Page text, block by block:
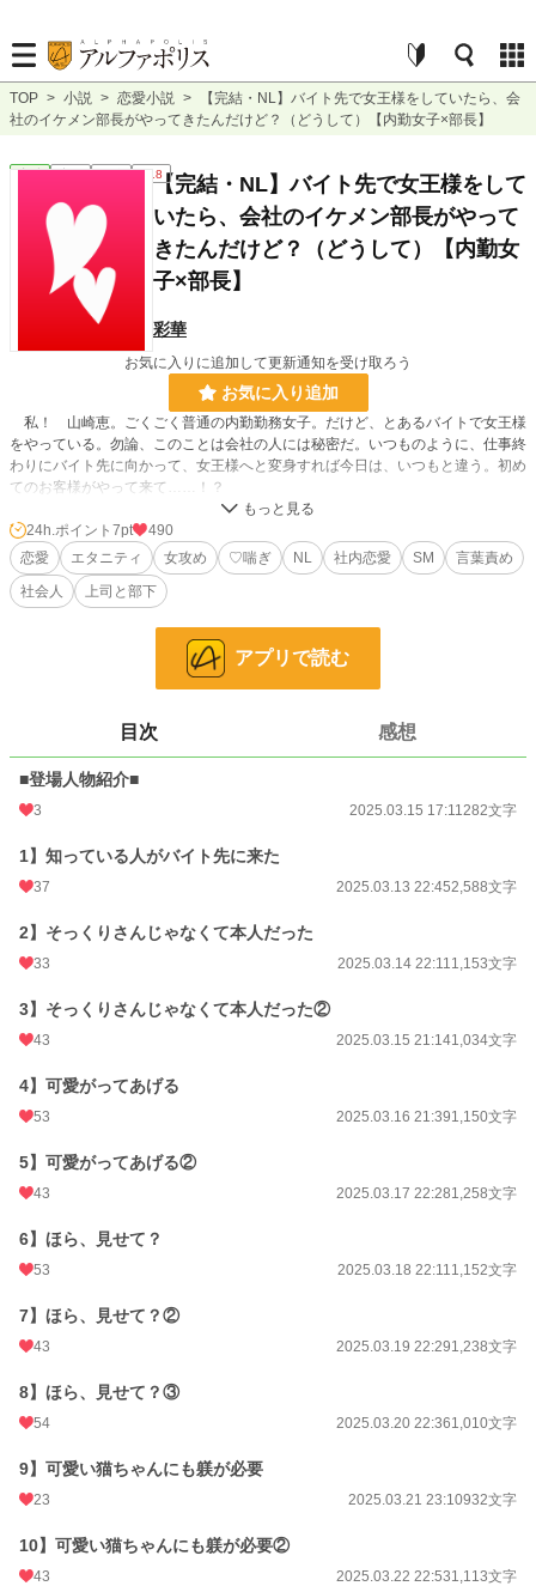
TOP > 小説 > 恋愛小説 >
【完結・NL】バイト先で女王様をしていたら、会
社のイケメン部長がやってきたんだけど？（どうして）【内勤女子×部長】
恋愛 完結 短編 R18【完結・NL】バイト先で女王様をして
いたら、会社のイケメン部長がやって
きたんだけど？（どうして）【内勤女
子×部長】
彩華
お気に入りに追加して更新通知を受け取ろう
お気に入り追加
私！ 山崎恵。ごくごく普通の内勤勤務女子。だけど、とあるバイトで女王様
をやっている。勿論、このことは会社の人には秘密だ。いつものように、仕事終
わりにバイト先に向かって、女王様へと変身すれば今日は、いつもと違う。初め
てのお客様がやって来て……！？
（え？）
（え？？）
（ぶ、ぶぶぶ、部長～～～～！！！！）
なんていいながら、女性攻×男性受になります
という感じの話です。なんちゃってSMクラブなので緩く見て頂ければ幸いで
す。また、滅多にしないＮＬなので、重ねて緩く見て頂ければ。
一応Ｒをつけております。少し性的表現を含む展開になるかもしれません。読み
お気軽にコメント頂けると嬉しいです。
15,876 位 / 66,363 件
24h.ポイント
文字数
更新日時
初回公開日時 2025.03.13 22:45
初回完結日時
週間ポイント 91 pt (35,631 位)
年間ポイント 11,663 pt (28,525 位)
24h.ポイント 7pt
490
恋愛
エタニティ 女攻め ♡喘ぎ NL 社内恋愛 SM
言葉責め
社会人
上司と部下
アプリで読む
目次 感想
■登場人物紹介■
3 2025.03.15 17:11282文字
1】知っている人がバイト先に来た
37 2025.03.13 22:452,588文字
2】そっくりさんじゃなくて本人だった
33 2025.03.14 22:111,153文字
3】そっくりさんじゃなくて本人だった②
43 2025.03.15 21:141,034文字
4】可愛がってあげる
53 2025.03.16 21:391,150文字
5】可愛がってあげる②
43 2025.03.17 22:281,258文字
6】ほら、見せて？
53 2025.03.18 22:111,152文字
7】ほら、見せて？②
43 2025.03.19 22:291,238文字
8】ほら、見せて？③
54 2025.03.20 22:361,010文字
9】可愛い猫ちゃんにも躾が必要
23 2025.03.21 23:10932文字
10】可愛い猫ちゃんにも躾が必要②
43 2025.03.22 22:531,113文字